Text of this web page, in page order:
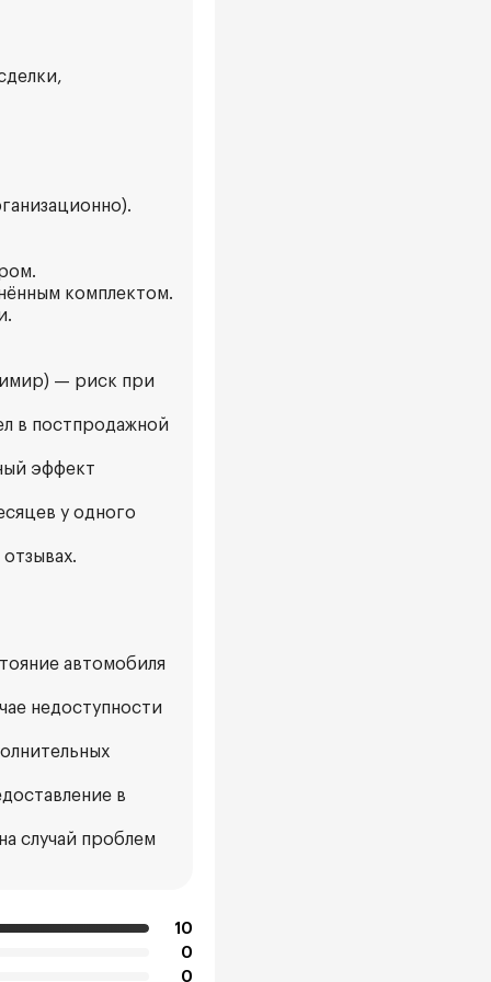
комплектом.
— риск при
в постпродажной
эффект
у одного
автомобиля
недоступности
в
случай проблем
10
0
0